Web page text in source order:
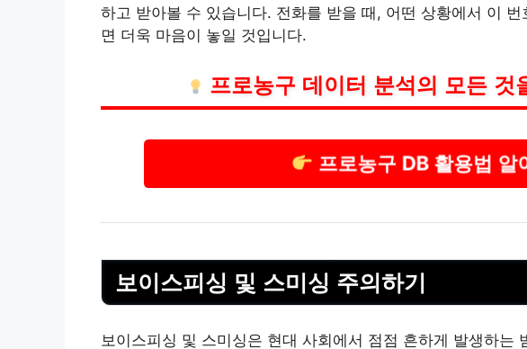
하고 받아볼 수 있습니다. 전화를 받을 때, 어떤 상황에서 이
면 더욱 마음이 놓일 것입니다.
프로농구 데이터 분석의 모든 것
프로농구 DB 활용법 알
보이스피싱 및 스미싱 주의하기
보이스피싱 및 스미싱은 현대 사회에서 점점 흔하게 발생하는